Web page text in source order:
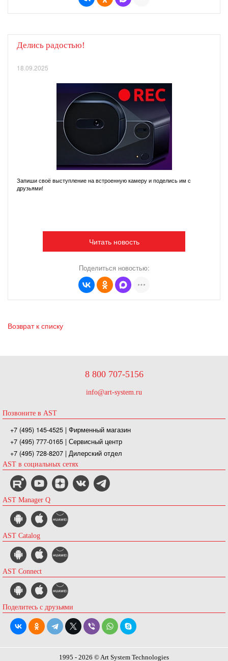
Делись радостью!
18.09.2025
Запиши своё выступление на встроенную камеру и поделись им с
друзьями!
Читать новость
Поделиться новостью:
Возврат к списку
8 800 707-5156
info@art-system.ru
Позвоните в AST
+7 (495) 145-4525 | Фирменный магазин
+7 (495) 777-0165 | Сервисный центр
+7 (495) 728-8207 | Дилерский отдел
AST в социальных сетях
AST Manager Q
AST Catalog
AST Connect
Поделитесь с друзьями
1995 - 2026 © Art System Technologies